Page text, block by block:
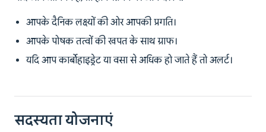
आपके दैनिक लक्ष्यों की ओर आपकी प्रगति।
आपके पोषक तत्वों की खपत के साथ ग्राफ।
यदि आप कार्बोहाइड्रेट या वसा से अधिक हो जाते हैं तो अलर्ट।
सदस्यता योजनाएं